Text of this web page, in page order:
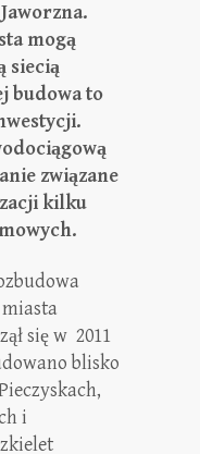
mogą
siecią
budowa to
związane
kilku
się w 2011
blisko
i